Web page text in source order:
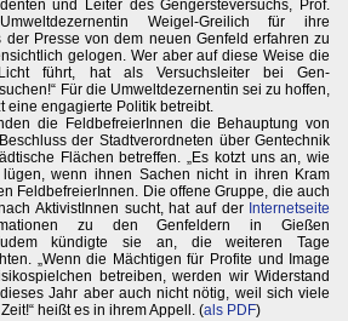
und Leiter des Gengersteversuchs, Prof.
Weigel-Greilich für ihre
der Presse von dem neuen Genfeld erfahren zu
gelogen. Wer aber auf diese Weise die
führt, hat als Versuchsleiter bei Gen-
Für die Umweltdezernentin sei zu hoffen,
eine engagierte Politik betreibt.
die FeldbefreierInnen die Behauptung von
der Stadtverordneten über Gentechnik
Flächen betreffen. „Es kotzt uns an, wie
wenn ihnen Sachen nicht in ihren Kram
FeldbefreierInnen. Die offene Gruppe, die auch
AktivistInnen sucht, hat auf der Internetseite
zu den Genfeldern in Gießen
kündigte sie an, die weiteren Tage
„Wenn die Mächtigen für Profite und Image
betreiben, werden wir Widerstand
Jahr aber auch nicht nötig, weil sich viele
heißt es in ihrem Appell. (als PDF)